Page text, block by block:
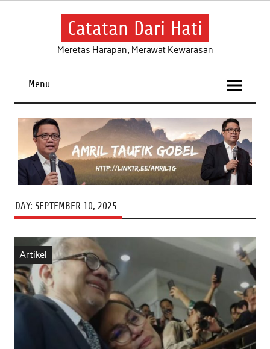
Skip
Catatan Dari Hati
Meretas Harapan, Merawat Kewarasan
Menu
DAY: SEPTEMBER 10, 2025
Artikel